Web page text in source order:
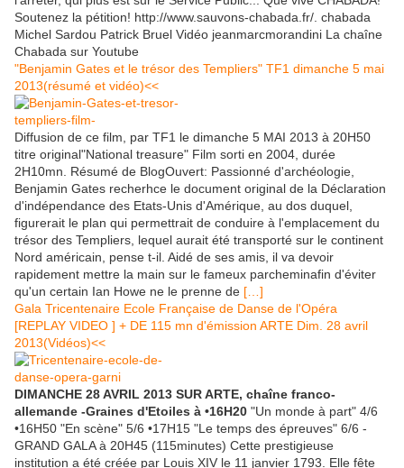
Soutenez la pétition! http://www.sauvons-chabada.fr/. chabada
Michel Sardou Patrick Bruel Vidéo jeanmarcmorandini La chaîne
Chabada sur Youtube
"Benjamin Gates et le trésor des Templiers" TF1 dimanche 5 mai
2013(résumé et vidéo)<<
Diffusion de ce film, par TF1 le dimanche 5 MAI 2013 à 20H50
titre original"National treasure" Film sorti en 2004, durée
2H10mn. Résumé de BlogOuvert: Passionné d'archéologie,
Benjamin Gates recherhce le document original de la Déclaration
d'indépendance des Etats-Unis d'Amérique, au dos duquel,
figurerait le plan qui permettrait de conduire à l'emplacement du
trésor des Templiers, lequel aurait été transporté sur le continent
Nord américain, pense t-il. Aidé de ses amis, il va devoir
rapidement mettre la main sur le fameux parcheminafin d'éviter
qu'un certain Ian Howe ne le prenne de […]
Gala Tricentenaire Ecole Française de Danse de l'Opéra
[REPLAY VIDEO ] + DE 115 mn d'émission ARTE Dim. 28 avril
2013(Vidéos)<<
DIMANCHE 28 AVRIL 2013 SUR ARTE, chaîne franco-
allemande -Graines d'Etoiles à •16H20 "Un monde à part" 4/6
•16H50 "En scène" 5/6 •17H15 "Le temps des épreuves" 6/6 -
GRAND GALA à 20H45 (115minutes) Cette prestigieuse
institution a été créée par Louis XIV le 11 janvier 1793. Elle fête